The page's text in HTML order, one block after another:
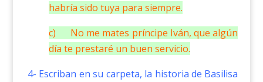
habría sido tuya para siempre.
c) No me mates príncipe Iván, que algún
día te prestaré un buen servicio.
4- Escriban en su carpeta, la historia de Basilisa